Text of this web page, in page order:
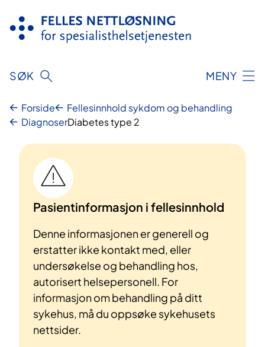
innhold
SØK MENY
Forside
Fellesinnhold sykdom og behandling
DiagnoserDiabetes type 2
Pasientinformasjon i fellesinnhold
Denne informasjonen er generell og
erstatter ikke kontakt med, eller
undersøkelse og behandling hos,
autorisert helsepersonell. For
informasjon om behandling på ditt
sykehus, må du oppsøke sykehusets
nettsider.